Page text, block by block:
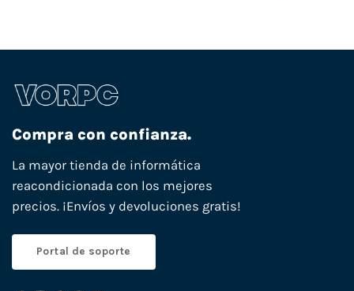
Compra con confianza.
La mayor tienda de informática
reacondicionada con los mejores
precios. ¡Envíos y devoluciones gratis!
Portal de soporte